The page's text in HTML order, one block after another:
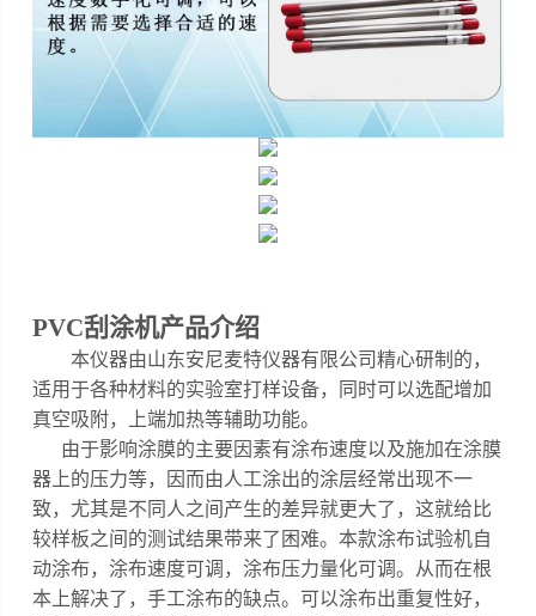
PVC刮涂机产品介绍
本仪器由山东安尼麦特仪器有限公司精心研制的，
适用于各种材料的实验室打样设备，同时可以选配增加
真空吸附，上端加热等辅助功能。
由于影响涂膜的主要因素有涂布速度以及施加在涂膜
器上的压力等，因而由人工涂出的涂层经常出现不一
致，尤其是不同人之间产生的差异就更大了，这就给比
较样板之间的测试结果带来了困难。本款涂布试验机自
动涂布，涂布速度可调，涂布压力量化可调。 从而在根
本上解决了，手工涂布的缺点。可以涂布出重复性好，